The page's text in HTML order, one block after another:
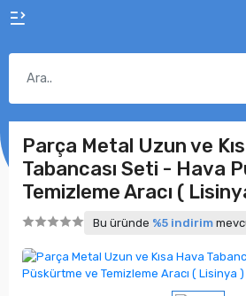
Parça Metal Uzun ve
Tabancası Seti - Hava
Temizleme Aracı (
Bu üründe %5 indirim